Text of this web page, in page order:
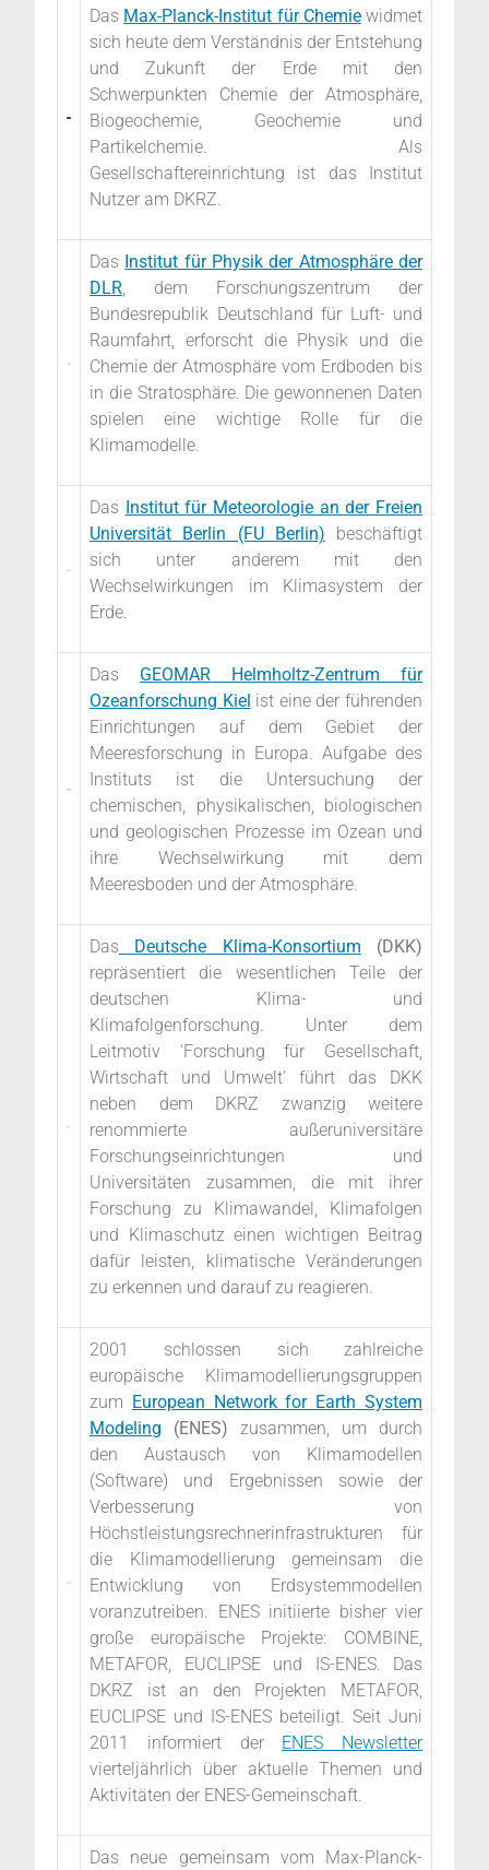
Das Max-Planck-Institut für Chemiewidmet
sich heute dem Verständnis der Entstehung
und Zukunft der Erde mit den
Schwerpunkten Chemie der Atmosphäre,
Biogeochemie, Geochemie und
Partikelchemie. Als
Gesellschaftereinrichtung ist das Institut
Nutzer am DKRZ.
Das Institut für Physik der Atmosphäre der
DLR, dem
Forschungszentrum der
Bundesrepublik Deutschland für Luft- und
Raumfahrt, erforscht die Physik und die
Chemie der Atmosphäre vom Erdboden bis
in die Stratosphäre. Die gewonnenen Daten
spielen eine wichtige Rolle für die
Klimamodelle.
Das Institut für Meteorologie an der Freien
Universität Berlin (FU Berlin) beschäftigt
sich unter anderem mit den
Wechselwirkungen im Klimasystem der
Erde.
Das GEOMAR Helmholtz-Zentrum für
Ozeanforschung Kiel ist eine der führenden
Einrichtungen auf dem Gebiet der
Meeresforschung in Europa. Aufgabe des
Instituts ist die Untersuchung der
chemischen, physikalischen, biologischen
und geologischen Prozesse im Ozean und
ihre Wechselwirkung mit dem
Meeresboden und der Atmosphäre.
Das Deutsche Klima-Konsortium (DKK)
repräsentiert die wesentlichen Teile der
deutschen Klima- und
Klimafolgenforschung. Unter dem
Leitmotiv 'Forschung für Gesellschaft,
Wirtschaft und Umwelt' führt das DKK
neben dem DKRZ zwanzig weitere
renommierte außeruniversitäre
Forschungseinrichtungen und
Universitäten zusammen, die mit ihrer
Forschung zu Klimawandel, Klimafolgen
und Klimaschutz einen wichtigen Beitrag
dafür leisten, klimatische Veränderungen
zu erkennen und darauf zu reagieren.
2001 schlossen sich zahlreiche
europäische Klimamodellierungsgruppen
zum European Network for Earth System
Modeling (ENES) zusammen, um durch
den Austausch von Klimamodellen
(Software) und Ergebnissen sowie der
Verbesserung von
Höchstleistungsrechnerinfrastrukturen für
die Klimamodellierung gemeinsam die
Entwicklung von Erdsystemmodellen
voranzutreiben. ENES initiierte bisher vier
große europäische Projekte: COMBINE,
METAFOR, EUCLIPSE und IS-ENES. Das
DKRZ ist an den Projekten METAFOR,
EUCLIPSE und IS-ENES beteiligt. Seit Juni
2011 informiert der ENES Newsletter
vierteljährlich über aktuelle Themen und
Aktivitäten der ENES-Gemeinschaft.
Das neue gemeinsam vom Max-Planck-